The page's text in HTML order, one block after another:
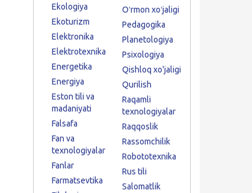
Ekologiya
Ekoturizm
Elektronika
Elektrotexnika
Energetika
Energiya
Eston tili va
madaniyati
Falsafa
Fan va
texnologiyalar
Fanlar
Farmatsevtika
Oʻrmon xoʻjaligi
Pedagogika
Planetologiya
Psixologiya
Qishloq xo'jaligi
Qurilish
Raqamli
texnologiyalar
Raqqoslik
Rassomchilik
Robototexnika
Rus tili
Salomatlik